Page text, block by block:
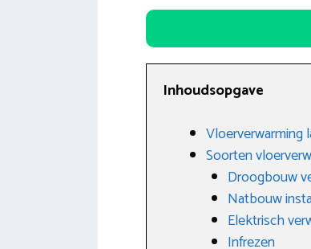
Inhoudsopgave
Vloerverwarming
Soorten
Droogbouw
Natbouw
Elektrisch
Infrezen